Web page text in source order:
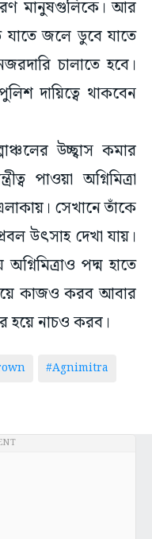
মানুষগুলিকে। আর
যাতে জলে ডুবে যাতে
চালাতে হবে।
দায়িত্বে থাকবেন
উচ্ছ্বাস কমার
পাওয়া অগ্নিমিত্রা
সেখানে তাঁকে
উৎসাহ দেখা যায়।
পদ্ম হাতে
হয়ে কাজও করব আবার
হয়ে নাচও করব।
#Agnimitra